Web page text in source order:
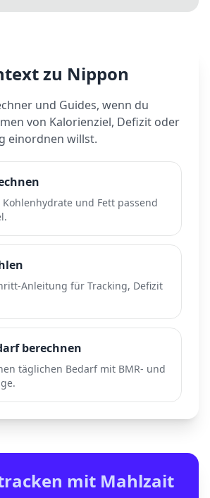
zu Nippon
und Guides, wenn du
von Kalorienziel, Defizit oder
einordnen willst.
Kohlenhydrate und Fett passend
Anleitung für Tracking, Defizit
berechnen
täglichen Bedarf mit BMR- und
mit Mahlzait